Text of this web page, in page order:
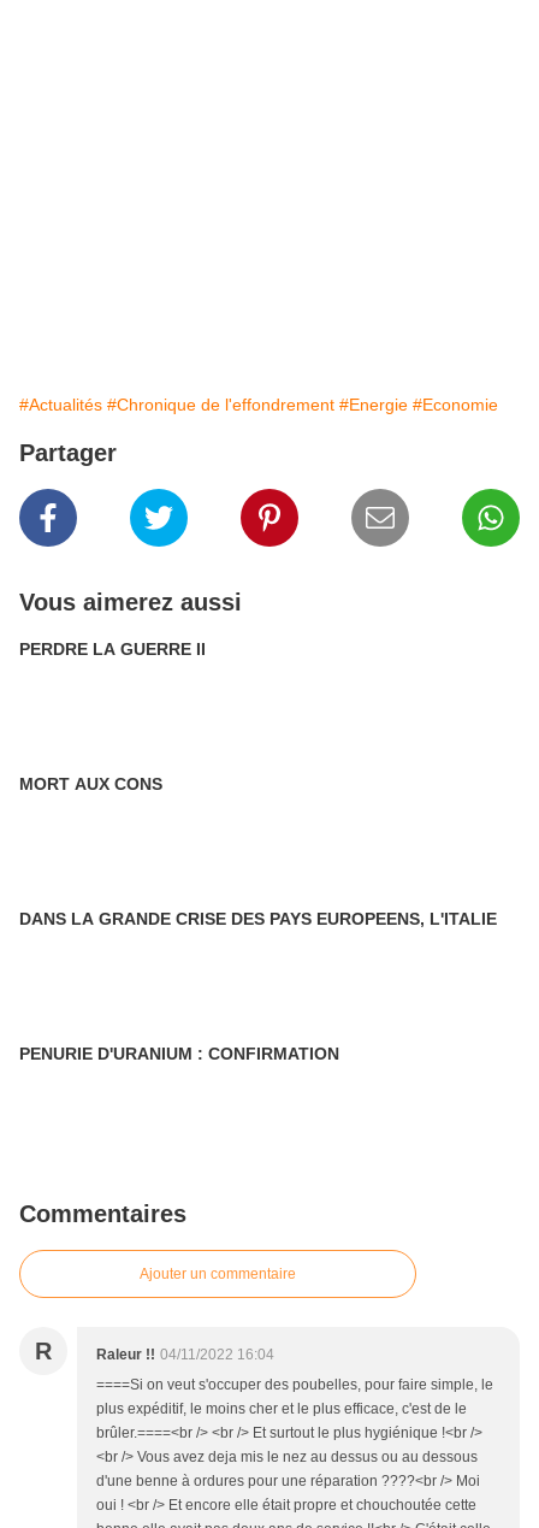
#Actualités #Chronique de l'effondrement #Energie #Economie
Partager
Vous aimerez aussi
PERDRE LA GUERRE II
MORT AUX CONS
DANS LA GRANDE CRISE DES PAYS EUROPEENS, L'ITALIE
PENURIE D'URANIUM : CONFIRMATION
Commentaires
Ajouter un commentaire
R Raleur !! 04/11/2022 16:04
====Si on veut s'occuper des poubelles, pour faire simple, le
plus expéditif, le moins cher et le plus efficace, c'est de le
brûler.====<br /> <br /> Et surtout le plus hygiénique !<br />
<br /> Vous avez deja mis le nez au dessus ou au dessous
d'une benne à ordures pour une réparation ????<br /> Moi
oui ! <br /> Et encore elle était propre et chouchoutée cette